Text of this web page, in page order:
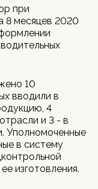
при
8 месяцев 2020
10
вводили в
4
и 3 - в
Уполномоченные
в систему
изготовления.